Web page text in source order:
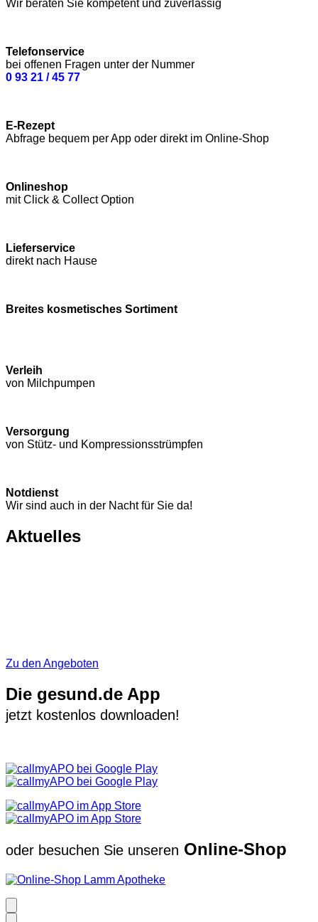
Wir beraten Sie kompetent und zuverlässig
Telefonservice
bei offenen Fragen unter der Nummer
0 93 21 / 45 77
E-Rezept
Abfrage bequem per App oder direkt im Online-Shop
Onlineshop
mit Click & Collect Option
Lieferservice
direkt nach Hause
Breites kosmetisches Sortiment
Verleih
von Milchpumpen
Versorgung
von Stütz- und Kompressions­strümpfen
Notdienst
Wir sind auch in der Nacht für Sie da!
Aktuelles
Zu den Angeboten
Die gesund.de App
jetzt kostenlos downloaden!
oder besuchen Sie unseren Online-Shop